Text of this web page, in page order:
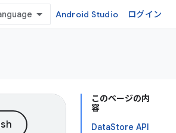
Android Studio ログイン
このページの内
容
DataStore API